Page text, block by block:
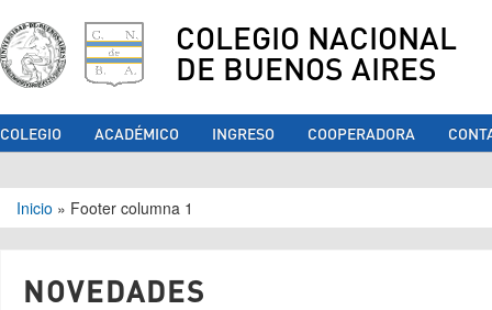
COLEGIO NACIONAL
DE BUENOS AIRES
COLEGIO ACADÉMICO INGRESO COOPERADORA
Se encuentra usted aquí
Inicio » Footer columna 1
NOVEDADES